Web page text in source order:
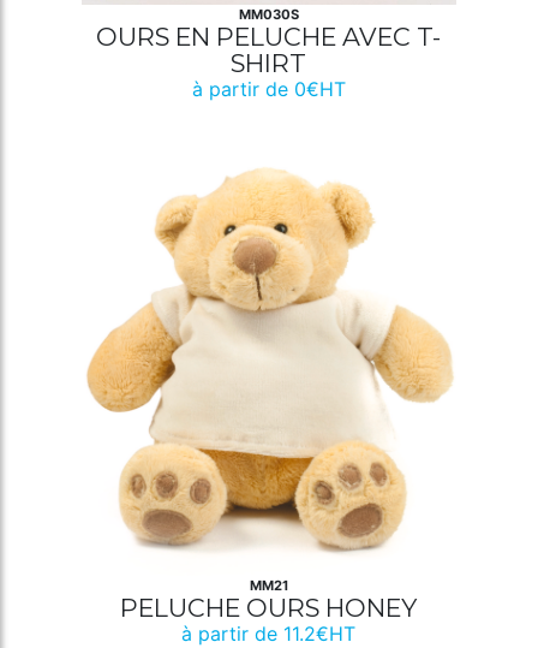
MM030S
OURS EN PELUCHE AVEC T-
SHIRT
à partir de 0€HT
MM21
PELUCHE OURS HONEY
à partir de 11.2€HT